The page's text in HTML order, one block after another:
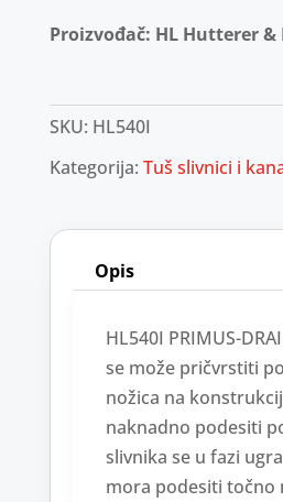
Proizvođač: HL Hutterer &
SKU: HL540I
Kategorija: Tuš slivnici i
Opis
HL540I PRIMUS-
se može pričvrstiti
nožica na
naknadno podesiti
slivnika se u fazi
mora podesiti točno